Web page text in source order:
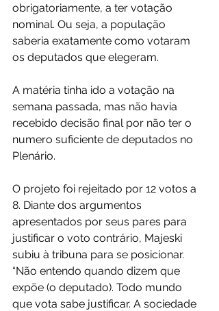
obrigatoriamente, a ter votação
nominal. Ou seja, a população
saberia exatamente como votaram
os deputados que elegeram.
A matéria tinha ido a votação na
semana passada, mas não havia
recebido decisão final por não ter o
numero suficiente de deputados no
Plenário.
O projeto foi rejeitado por 12 votos a
8. Diante dos argumentos
apresentados por seus pares para
justificar o voto contrário, Majeski
subiu à tribuna para se posicionar.
“Não entendo quando dizem que
expõe (o deputado). Todo mundo
que vota sabe justificar. A sociedade